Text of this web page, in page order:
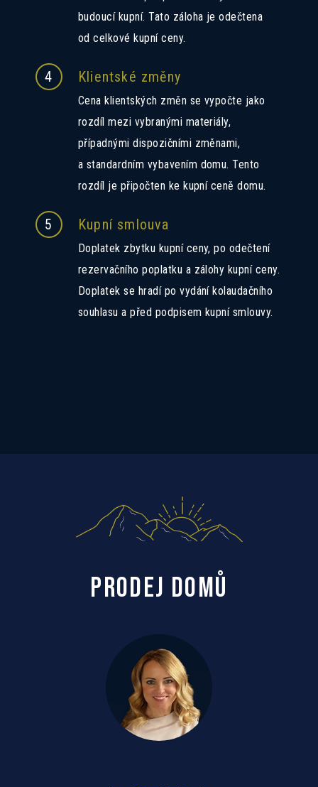
budoucí kupní. Tato záloha je odečtena
od celkové kupní ceny.
4 Klientské změny
Cena klientských změn se vypočte jako
rozdíl mezi vybranými materiály,
případnými dispozičními změnami,
a standardním vybavením domu. Tento
rozdíl je připočten ke kupní ceně domu.
5 Kupní smlouva
Doplatek zbytku kupní ceny, po odečtení
rezervačního poplatku a zálohy kupní ceny.
Doplatek se hradí po vydání kolaudačního
souhlasu a před podpisem kupní smlouvy.
PRODEJ DOMŮ